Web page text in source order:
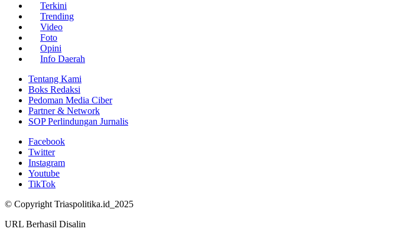
Terkini
Trending
Video
Foto
Opini
Info Daerah
Tentang Kami
Boks Redaksi
Pedoman Media Ciber
Partner & Network
SOP Perlindungan Jurnalis
Facebook
Twitter
Instagram
Youtube
TikTok
© Copyright Triaspolitika.id_2025
URL Berhasil Disalin